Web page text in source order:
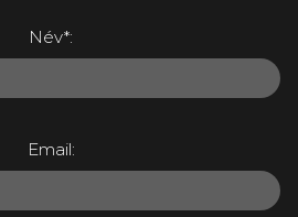
Név*:
Email: